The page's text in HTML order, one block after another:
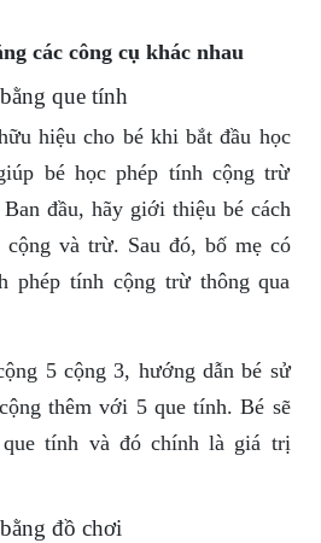
các công cụ khác nhau
que tính
hiệu cho bé khi bắt đầu học
bé học phép tính cộng trừ
đầu, hãy giới thiệu bé cách
cộng và trừ. Sau đó, bố mẹ có
phép tính cộng trừ thông qua
5 cộng 3, hướng dẫn bé sử
thêm với 5 que tính. Bé sẽ
tính và đó chính là giá trị
đồ chơi